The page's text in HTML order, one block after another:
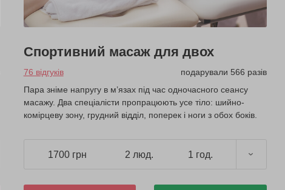
Спортивний масаж для двох
76 відгуків
подарували 566 разів
Пара зніме напругу в м’язах під час одночасного сеансу
масажу. Два спеціалісти пропрацюють усе тіло: шийно-
комірцеву зону, грудний відділ, поперек і ноги з обох боків.
1700 грн 2 люд. 1 год.